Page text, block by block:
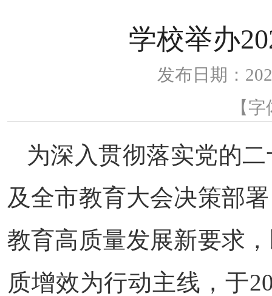
学校举办
发布日期：
【
为深入贯彻落实党的
及全市教育大会决策部
教育高质量发展新要求
质增效为行动主线，于